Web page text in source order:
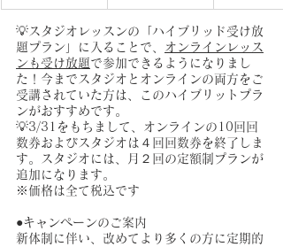
💡スタジオレッスンの「ハイブリッド受け放
題プラン」に入ることで、
オンラインレッス
ンも受け放題で参加できるようになりまし
た！今までスタジオとオンラインの両方をご
受講されていた方は、このハイブリットプラ
ンがおすすめです。
💡3/31をもちまして、オンラインの10回回
数券およびスタジオは４回回数券を終了しま
す。スタジオには、月２回の定額制プランが
追加になります。
※価格は全て税込です
●キャンペーンのご案内
新体制に伴い、改めてより多くの方に定期的